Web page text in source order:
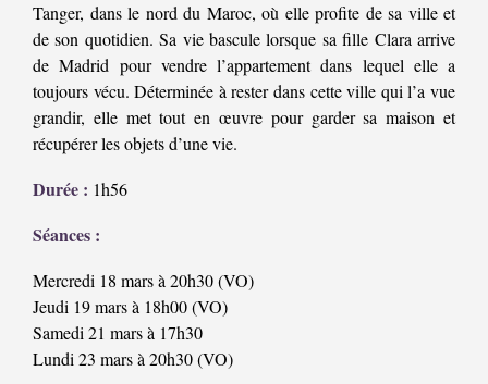
Tanger, dans le nord du Maroc, où elle profite de sa ville et
de son quotidien. Sa vie bascule lorsque sa fille Clara arrive
de Madrid pour vendre l’appartement dans lequel elle a
toujours vécu. Déterminée à rester dans cette ville qui l’a vue
grandir, elle met tout en œuvre pour garder sa maison et
récupérer les objets d’une vie.
Durée : 1h56
Séances :
Mercredi 18 mars à 20h30 (VO)
Jeudi 19 mars à 18h00 (VO)
Samedi 21 mars à 17h30
Lundi 23 mars à 20h30 (VO)